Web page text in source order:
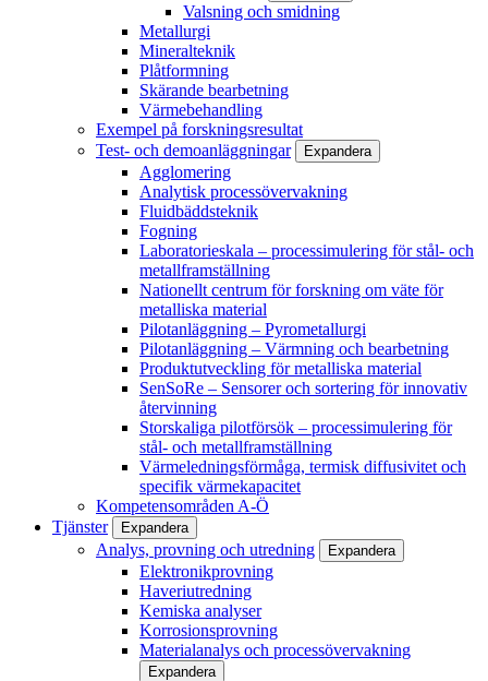
Valsning och smidning
Metallurgi
Mineralteknik
Plåtformning
Skärande bearbetning
Värmebehandling
Exempel på forskningsresultat
Test- och demoanläggningar
Expandera
Agglomering
Analytisk processövervakning
Fluidbäddsteknik
Fogning
Laboratorieskala – processimulering för stål- och
metallframställning
Nationellt centrum för forskning om väte för
metalliska material
Pilotanläggning – Pyrometallurgi
Pilotanläggning – Värmning och bearbetning
Produktutveckling för metalliska material
SenSoRe – Sensorer och sortering för innovativ
återvinning
Storskaliga pilotförsök – processimulering för
stål- och metallframställning
Värmeledningsförmåga, termisk diffusivitet och
specifik värmekapacitet
Kompetensområden A-Ö
Tjänster
Expandera
Analys, provning och utredning Expandera
Elektronikprovning
Haveriutredning
Kemiska analyser
Korrosionsprovning
Materialanalys och processövervakning
Expandera